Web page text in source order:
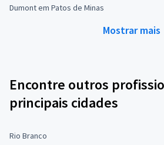
Dumont em Patos de Minas
Mostrar mais
Encontre outros
principais cidades
Rio Branco